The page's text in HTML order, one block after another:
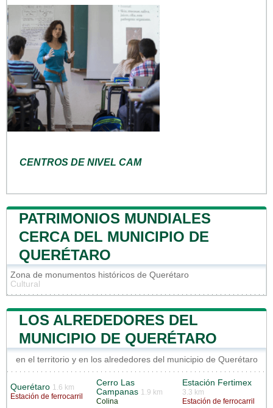
CENTROS DE NIVEL CAM
PATRIMONIOS MUNDIALES
CERCA DEL MUNICIPIO DE
QUERÉTARO
Zona de monumentos históricos de Querétaro
Cultural
LOS ALREDEDORES DEL
MUNICIPIO DE QUERÉTARO
en el territorio y en los alrededores del municipio de Querétaro
Querétaro 1.6 km
Estación de ferrocarril
Cerro Las
Campanas 1.9 km
Colina
Estación Fertimex
3.3 km
Estación de ferrocarril